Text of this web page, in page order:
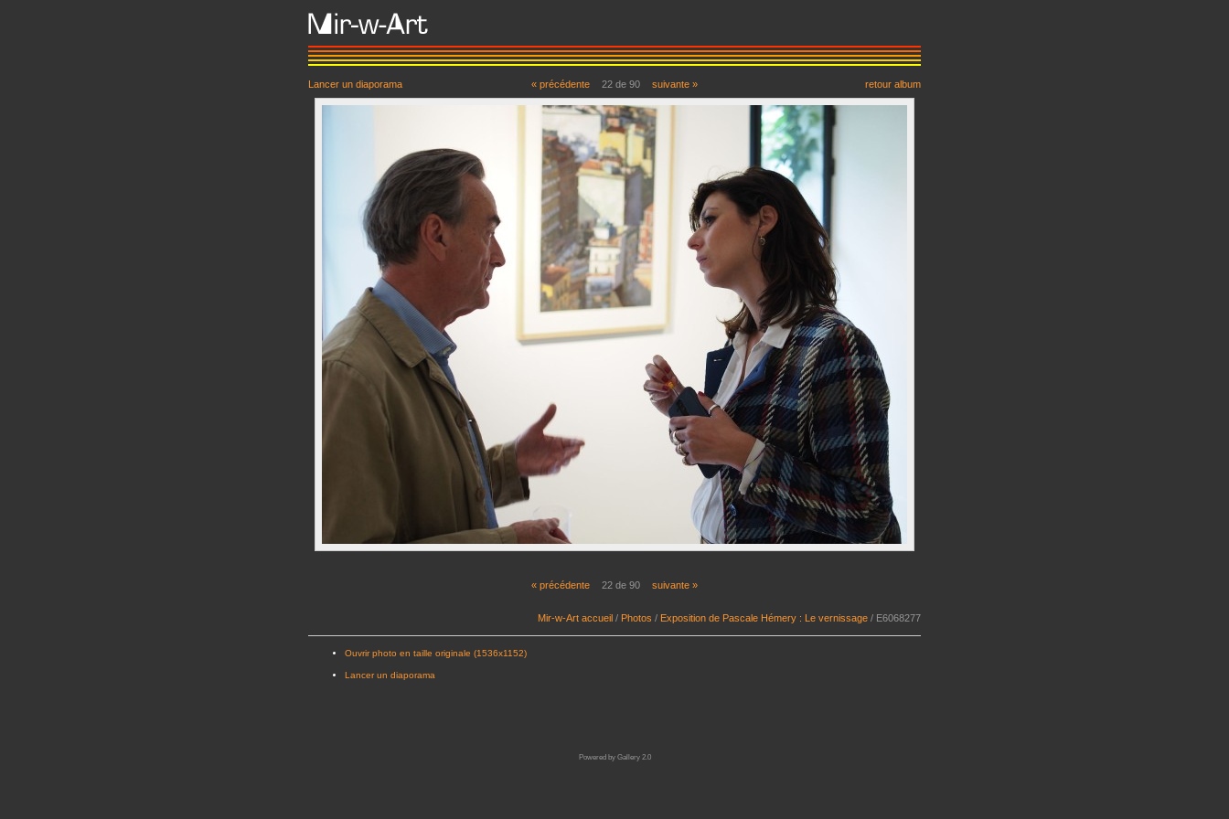
Lancer un diaporama « précédente 22 de 90 suivante » retour album
« précédente 22 de 90 suivante »
Mir-w-Art accueil / Photos / Exposition de Pascale Hémery : Le vernissage / E6068277
Ouvrir photo en taille originale (1536x1152)
Lancer un diaporama
Powered by Gallery 2.0